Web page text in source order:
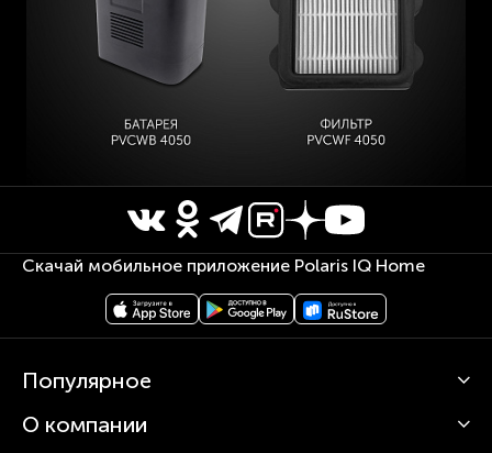
Скачай мобильное приложение Polaris IQ Home
Популярное
Кофемашины
О компании